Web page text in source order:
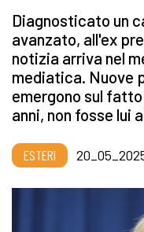
Diagnosticato un
avanzato, all'ex
notizia arriva nel
mediatica. Nuove
emergono sul
anni, non fosse lui
ESTERI